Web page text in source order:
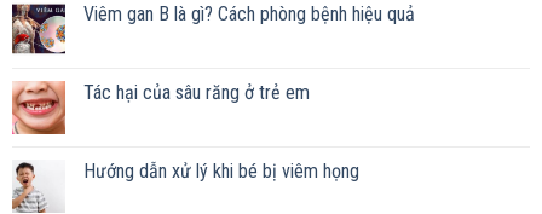
Viêm gan B là gì? Cách phòng bệnh hiệu quả
Tác hại của sâu răng ở trẻ em
Hướng dẫn xử lý khi bé bị viêm họng